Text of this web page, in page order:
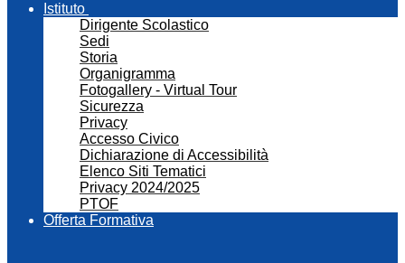
Istituto
Dirigente Scolastico
Sedi
Storia
Organigramma
Fotogallery - Virtual Tour
Sicurezza
Privacy
Accesso Civico
Dichiarazione di Accessibilità
Elenco Siti Tematici
Privacy 2024/2025
PTOF
Offerta Formativa